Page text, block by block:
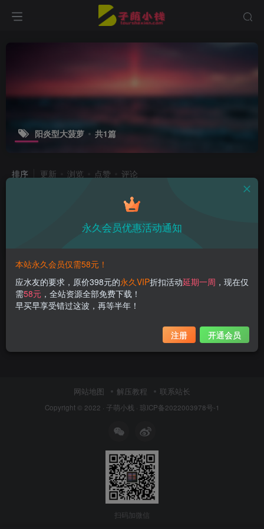
阳炎型大菠萝 共1篇
排序 更新 浏览 点赞 评论
阳炎型小菠萝化身艾瑞尔，展现机器仙
子的温柔与力量！
子萌在线
网站地图 解压教程 联系站长
Copyright © 2022 · 子萌小栈 · 琼ICP备2022003978号-1
扫码加微信
永久会员优惠活动通知
本站永久会员仅需58元！
应水友的要求，原价398元的永久VIP折扣活动延期一周 ，现在仅
需58元 ，全站资源全部免费下载！
早买早享受错过这波，再等半年！
注册 开通会员